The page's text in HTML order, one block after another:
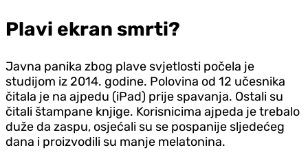
Plavi ekran smrti?
Javna panika zbog plave svjetlosti počela je
studijom iz 2014. godine. Polovina od 12 učesnika
čitala je na ajpedu (iPad) prije spavanja. Ostali su
čitali štampane knjige. Korisnicima ajpeda je trebalo
duže da zaspu, osjećali su se pospanije sljedećeg
dana i proizvodili su manje melatonina.